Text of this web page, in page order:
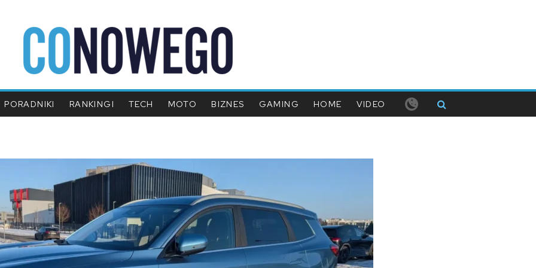
PORADNIKI RANKINGI TECH MOTO BIZNES GAMING HOME VIDEO